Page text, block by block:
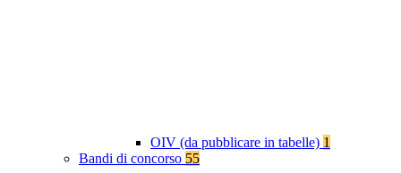
OIV (da pubblicare in tabelle) 1
Bandi di concorso 55